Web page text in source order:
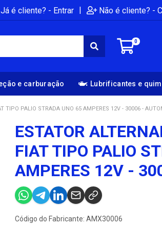
Já é cliente? - Entrar | Não é cliente? -
0
e carburação Lubrificantes e
TIPO PALIO STRADA UNO 65 AMPERES 12V - 30006 -
ESTATOR
FIAT TIPO PALIO
AMPERES 12V -
Código do Fabricante: AMX30006